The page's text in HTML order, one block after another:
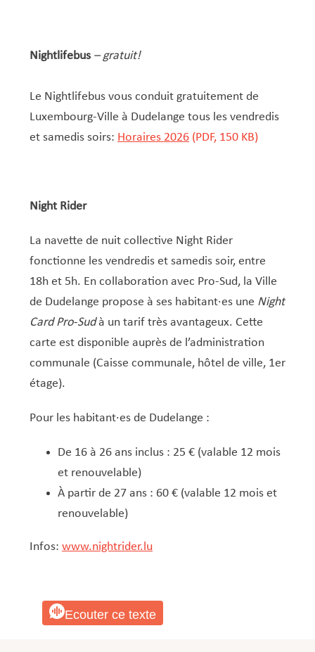
Nightlifebus – gratuit!
Le Nightlifebus vous conduit gratuitement de
Luxembourg-Ville à Dudelange tous les vendredis
et samedis soirs: Horaires 2026 (PDF, 150 KB)
Night Rider
La navette de nuit collective Night Rider
fonctionne les vendredis et samedis soir, entre
18h et 5h. En collaboration avec Pro-Sud, la Ville
de Dudelange propose à ses habitant·es une Night
Card Pro-Sudà un tarif très avantageux. Cette
carte est disponible auprès de l’administration
communale (Caisse communale, hôtel de ville, 1er
étage).
Pour les habitant·es de Dudelange :
De 16 à 26 ans inclus : 25 € (valable 12 mois
et renouvelable)
À partir de 27 ans : 60 € (valable 12 mois et
renouvelable)
Infos: www.nightrider.lu​
Ecouter ce texte